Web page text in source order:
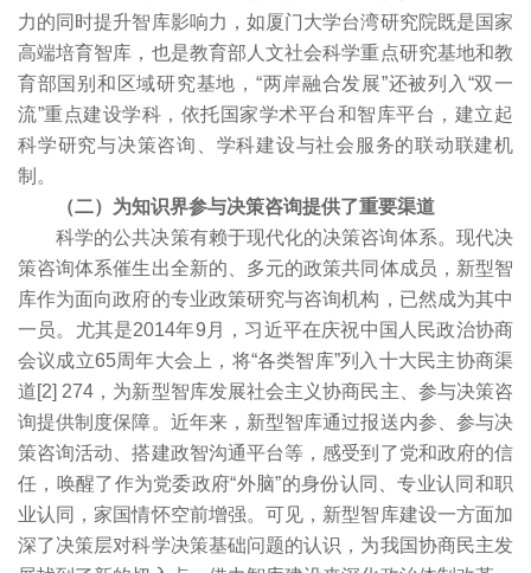
力的同时提升智库影响力，如厦门大学台湾研究院既是国家
高端培育智库，也是教育部人文社会科学重点研究基地和教
育部国别和区域研究基地，“两岸融合发展”还被列入“双一
流”重点建设学科，依托国家学术平台和智库平台，建立起
科学研究与决策咨询、学科建设与社会服务的联动联建机
制。
（二）为知识界参与决策咨询提供了重要渠道
科学的公共决策有赖于现代化的决策咨询体系。现代决
策咨询体系催生出全新的、多元的政策共同体成员，新型智
库作为面向政府的专业政策研究与咨询机构，已然成为其中
一员。尤其是2014年9月，习近平在庆祝中国人民政治协商
会议成立65周年大会上，将“各类智库”列入十大民主协商渠
道[2] 274，为新型智库发展社会主义协商民主、参与决策咨
询提供制度保障。近年来，新型智库通过报送内参、参与决
策咨询活动、搭建政智沟通平台等，感受到了党和政府的信
任，唤醒了作为党委政府“外脑”的身份认同、专业认同和职
业认同，家国情怀空前增强。可见，新型智库建设一方面加
深了决策层对科学决策基础问题的认识，为我国协商民主发